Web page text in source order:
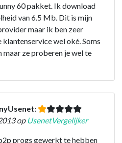
60 pakket. Ik download
van 6.5 Mb. Dit is mijn
maar ik ben zeer
wel oké. Soms
maar ze proberen je wel te
op UsenetVergelijker
progs gewerkt te hebben